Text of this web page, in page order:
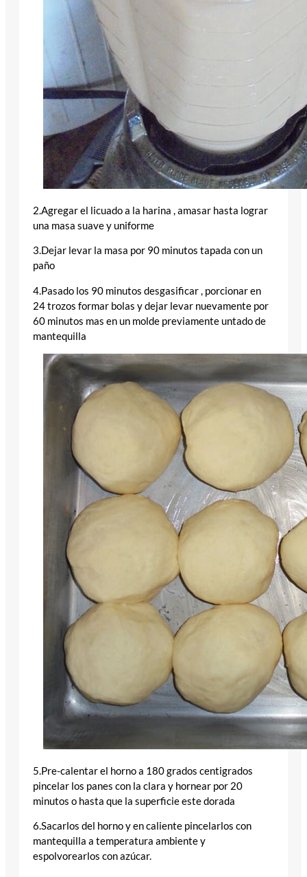
2.Agregar el licuado a la harina , amasar hasta lograr
una masa suave y uniforme
3.Dejar levar la masa por 90 minutos tapada con un
paño
4.Pasado los 90 minutos desgasificar , porcionar en
24 trozos formar bolas y dejar levar nuevamente por
60 minutos mas en un molde previamente untado de
mantequilla
5.Pre-calentar el horno a 180 grados centigrados
pincelar los panes con la clara y hornear por 20
minutos o hasta que la superficie este dorada
6.Sacarlos del horno y en caliente pincelarlos con
mantequilla a temperatura ambiente y
espolvorearlos con azúcar.